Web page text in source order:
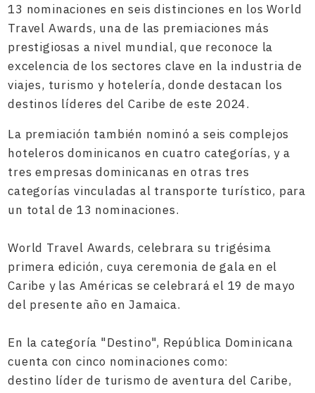
13 nominaciones en seis distinciones en los World
Travel Awards, una de las premiaciones más
prestigiosas a nivel mundial, que reconoce la
excelencia de los sectores clave en la industria de
viajes, turismo y hotelería, donde destacan los
destinos líderes del Caribe de este 2024.
La premiación también nominó a seis complejos
hoteleros dominicanos en cuatro categorías, y a
tres empresas dominicanas en otras tres
categorías vinculadas al transporte turístico, para
un total de 13 nominaciones.
World Travel Awards, celebrara su trigésima
primera edición, cuya ceremonia de gala en el
Caribe y las Américas se celebrará el 19 de mayo
del presente año en Jamaica.
En la categoría "Destino", República Dominicana
cuenta con cinco nominaciones como:
destino líder de turismo de aventura del Caribe,